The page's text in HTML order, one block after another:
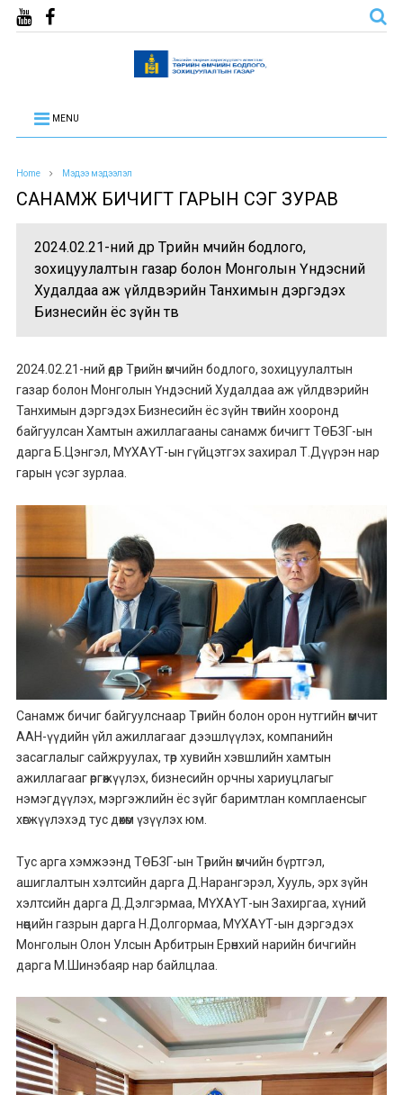
MENU
Home Мэдээ мэдээлэл
САНАМЖ БИЧИГТ ГАРЫН ҮСЭГ ЗУРАВ
2024.02.21-ний өдөр Төрийн өмчийн бодлого,
зохицуулалтын газар болон Монголын Үндэсний
Худалдаа аж үйлдвэрийн Танхимын дэргэдэх
Бизнесийн ёс зүйн төв
2024.02.21-ний өдөр Төрийн өмчийн бодлого, зохицуулалтын
газар болон Монголын Үндэсний Худалдаа аж үйлдвэрийн
Танхимын дэргэдэх Бизнесийн ёс зүйн төвийн хооронд
байгуулсан Хамтын ажиллагааны санамж бичигт ТӨБЗГ-ын
дарга Б.Цэнгэл, МҮХАҮТ-ын гүйцэтгэх захирал Т.Дүүрэн нар
гарын үсэг зурлаа.
Санамж бичиг байгуулснаар Төрийн болон орон нутгийн өмчит
ААН-үүдийн үйл ажиллагааг дээшлүүлэх, компанийн
засаглалыг сайжруулах, төр хувийн хэвшлийн хамтын
ажиллагааг өргөжүүлэх, бизнесийн орчны хариуцлагыг
нэмэгдүүлэх, мэргэжлийн ёс зүйг баримтлан комплаенсыг
хөгжүүлэхэд тус дөхөм үзүүлэх юм.
Тус арга хэмжээнд ТӨБЗГ-ын Төрийн өмчийн бүртгэл,
ашиглалтын хэлтсийн дарга Д.Нарангэрэл, Хууль, эрх зүйн
хэлтсийн дарга Д.Дэлгэрмаа, МҮХАҮТ-ын Захиргаа, хүний
нөөцийн газрын дарга Н.Долгормаа, МҮХАҮТ-ын дэргэдэх
Монголын Олон Улсын Арбитрын Ерөнхий нарийн бичгийн
дарга М.Шинэбаяр нар байлцлаа.